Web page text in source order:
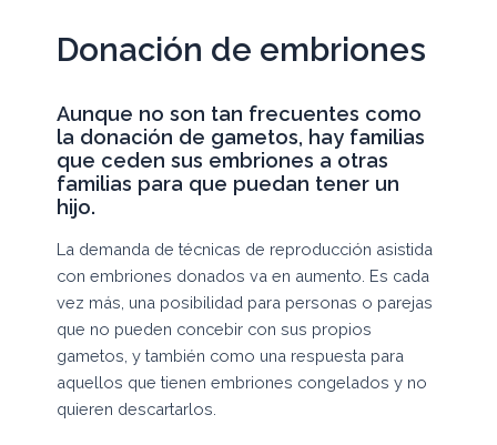
Donación de embriones
Aunque no son tan frecuentes como
la donación de gametos, hay familias
que ceden sus embriones a otras
familias para que puedan tener un
hijo.
La demanda de técnicas de reproducción asistida
con embriones donados va en aumento. Es cada
vez más, una posibilidad para personas o parejas
que no pueden concebir con sus propios
gametos, y también como una respuesta para
aquellos que tienen embriones congelados y no
quieren descartarlos.